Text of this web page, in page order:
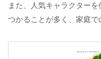
また、人気キャラクター
つかることが多く、家庭で